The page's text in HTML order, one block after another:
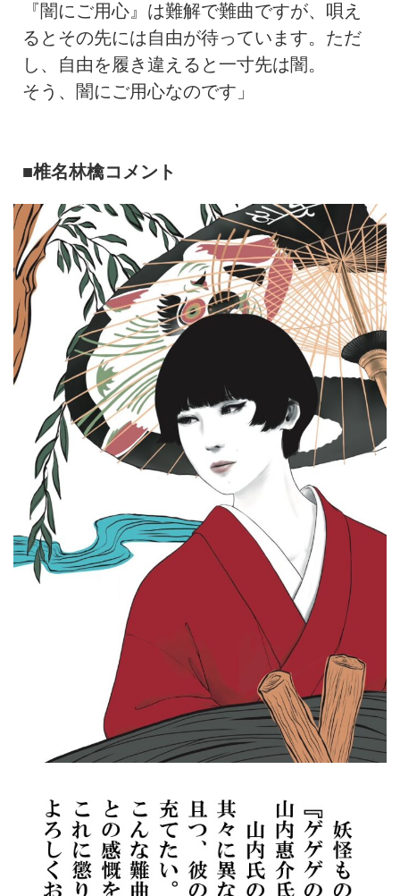
『闇にご用心』は難解で難曲ですが、唄え
るとその先には自由が待っています。ただ
し、自由を履き違えると一寸先は闇。
そう、闇にご用心なのです」
■椎名林檎コメント